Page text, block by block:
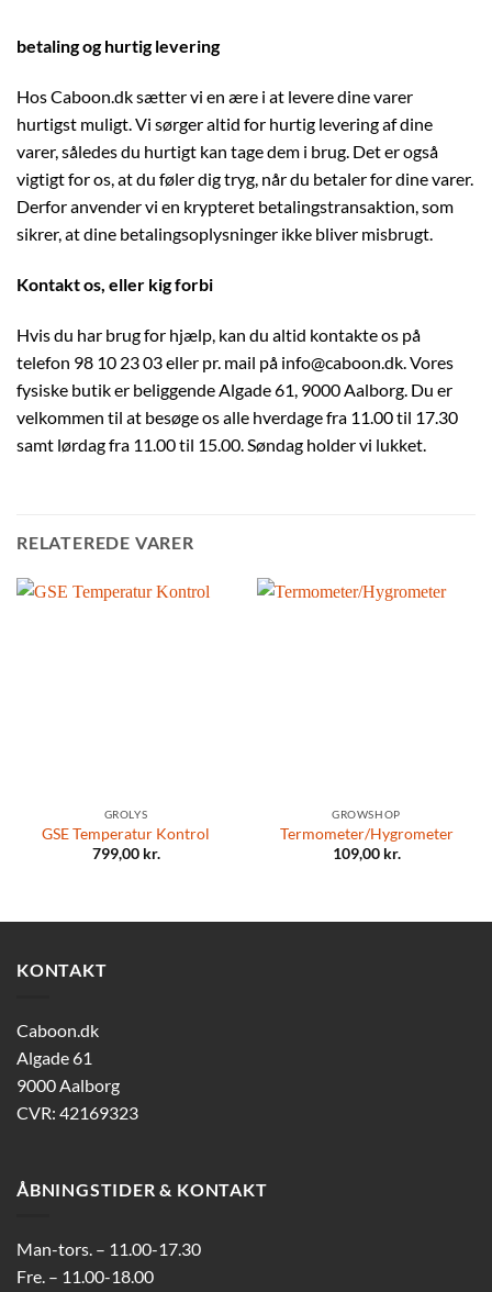
betaling og hurtig levering
Hos Caboon.dk sætter vi en ære i at levere dine varer
hurtigst muligt. Vi sørger altid for hurtig levering af dine
varer, således du hurtigt kan tage dem i brug. Det er også
vigtigt for os, at du føler dig tryg, når du betaler for dine varer.
Derfor anvender vi en krypteret betalingstransaktion, som
sikrer, at dine betalingsoplysninger ikke bliver misbrugt.
Kontakt os, eller kig forbi
Hvis du har brug for hjælp, kan du altid kontakte os på
telefon 98 10 23 03 eller pr. mail på info@caboon.dk. Vores
fysiske butik er beliggende Algade 61, 9000 Aalborg. Du er
velkommen til at besøge os alle hverdage fra 11.00 til 17.30
samt lørdag fra 11.00 til 15.00. Søndag holder vi lukket.
RELATEREDE VARER
GROLYS
GSE Temperatur Kontrol
799,00 kr.
GROWSHOP
Termometer/Hygrometer
109,00 kr.
KONTAKT
Caboon.dk
Algade 61
9000 Aalborg
CVR: 42169323
ÅBNINGSTIDER & KONTAKT
Man-tors. – 11.00-17.30
Fre. – 11.00-18.00